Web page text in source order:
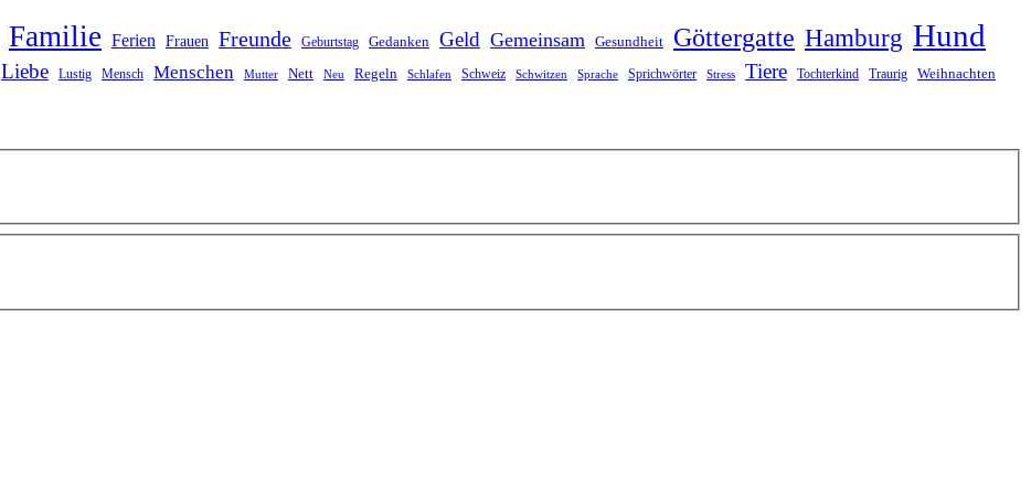
Familie Ferien Frauen Freunde Geburtstag Gedanken Geld Gemeinsam Gesundheit Göttergatte Hamburg Hund
Liebe Lustig Mensch Menschen Mutter Nett Neu Regeln Schlafen Schweiz Schwitzen Sprache Sprichwörter Stress Tiere Tochterkind Traurig Weihnachten